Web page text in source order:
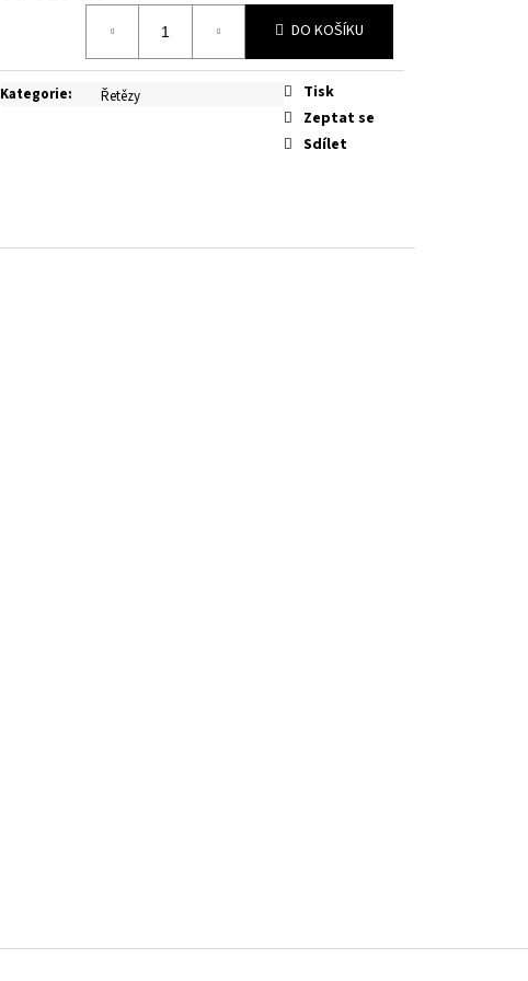
DO KOŠÍKU
Kategorie: Řetězy
Tisk
Zeptat se
Sdílet